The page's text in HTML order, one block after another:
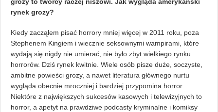
grozy to twórcy raczej niszowi. Jak wygląda amerykański
rynek grozy?
Kiedy zacząłem pisać horrory mniej więcej w 2011 roku, poza
Stephenem Kingiem i wiecznie seksownymi wampirami, które
wydają się nigdy nie umierać, nie było zbyt wielkiego rynku
horrorów. Dziś rynek kwitnie. Wiele osób pisze duże, soczyste,
ambitne powieści grozy, a nawet literatura głównego nurtu
wygląda obecnie mroczniej i bardziej przypomina horror.
Niektóre z największych sukcesów kasowych i telewizyjnych to
horror, a apetyt na prawdziwe podcasty kryminalne i komiksy